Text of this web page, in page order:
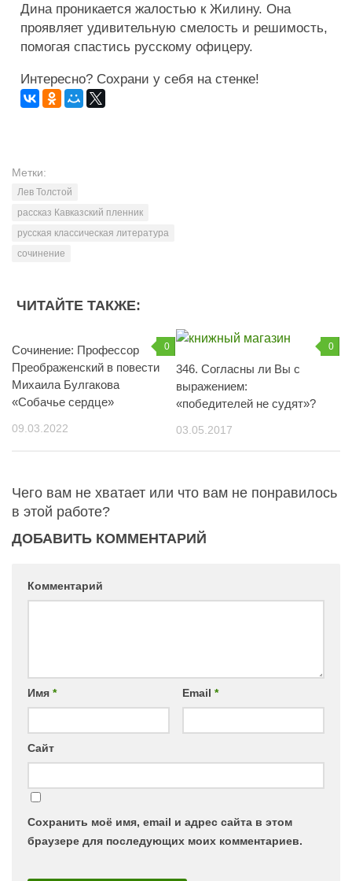
Дина проникается жалостью к Жилину. Она
проявляет удивительную смелость и решимость,
помогая спастись русскому офицеру.
Интересно? Сохрани у себя на стенке!
Метки:
Лев Толстой
рассказ Кавказский пленник
русская классическая литература
сочинение
ЧИТАЙТЕ ТАКЖЕ:
0
Сочинение: Профессор
Преображенский в повести
Михаила Булгакова
«Собачье сердце»
09.03.2022
0
346. Согласны ли Вы с
выражением:
«победителей не судят»?
03.05.2017
Чего вам не хватает или что вам не понравилось
в этой работе?
ДОБАВИТЬ КОММЕНТАРИЙ
Комментарий
Имя * Email *
Сайт
Сохранить моё имя, email и адрес сайта в этом
браузере для последующих моих комментариев.